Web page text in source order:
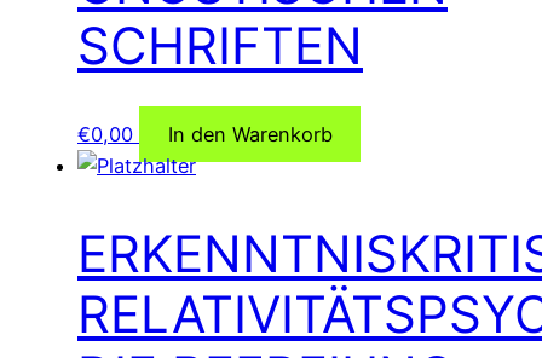
SCHRIFTEN
€0,00 In den Warenkorb